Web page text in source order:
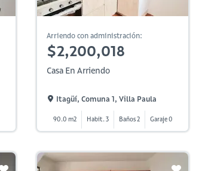
Arriendo con administración:
$2,200,018
Casa En Arriendo
Itagüí, Comuna 1, Villa Paula
90.0 m2 Habit. 3 Baños 2 Garaje 0